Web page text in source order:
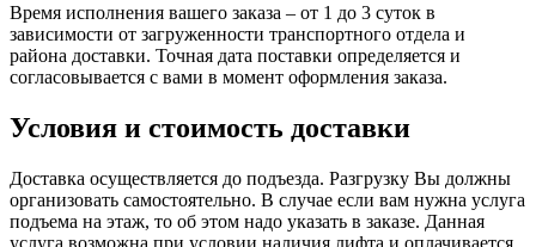
Время исполнения вашего заказа – от 1 до 3 суток в
зависимости от загруженности транспортного отдела и
района доставки. Точная дата поставки определяется и
согласовывается с вами в момент оформления заказа.
Условия и стоимость доставки
Доставка осуществляется до подъезда. Разгрузку Вы должны
организовать самостоятельно. В случае если вам нужна услуга
подъема на этаж, то об этом надо указать в заказе. Данная
услуга возможна при условии наличия лифта и оплачивается